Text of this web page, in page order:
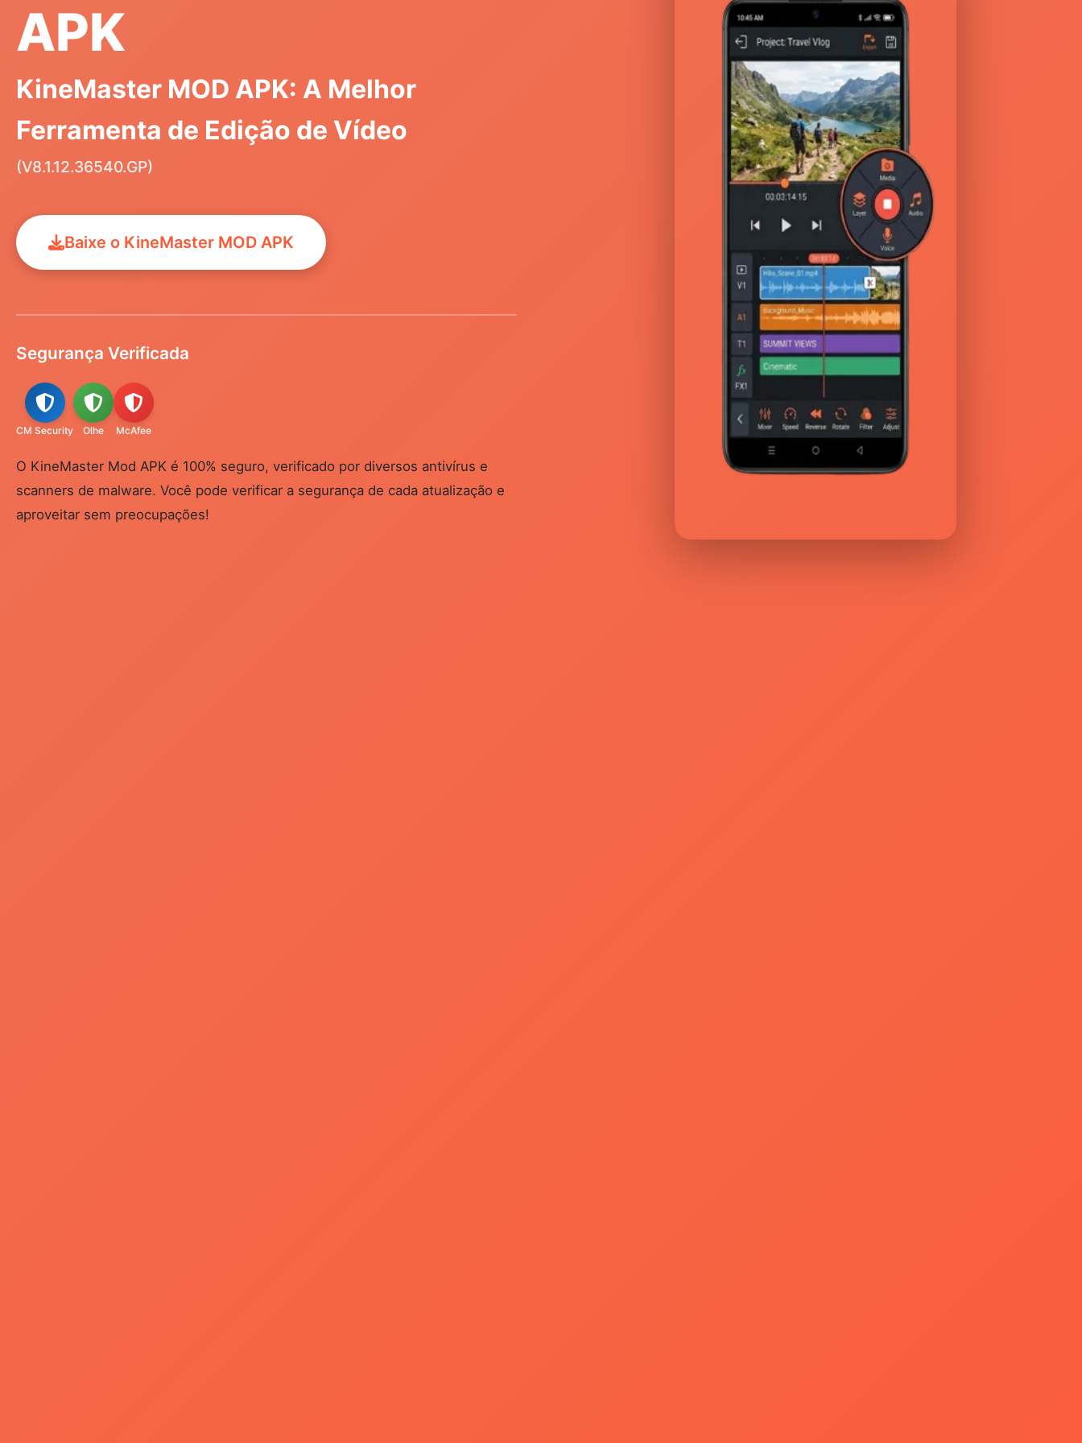
APK
KineMaster MOD APK: A Melhor
Ferramenta de Edição de Vídeo
(V8.1.12.36540.GP)
Baixe o KineMaster MOD APK
Segurança Verificada
CM Security Olhe McAfee
O KineMaster Mod APK é 100% seguro, verificado por diversos antivírus e
scanners de malware. Você pode verificar a segurança de cada atualização e
aproveitar sem preocupações!